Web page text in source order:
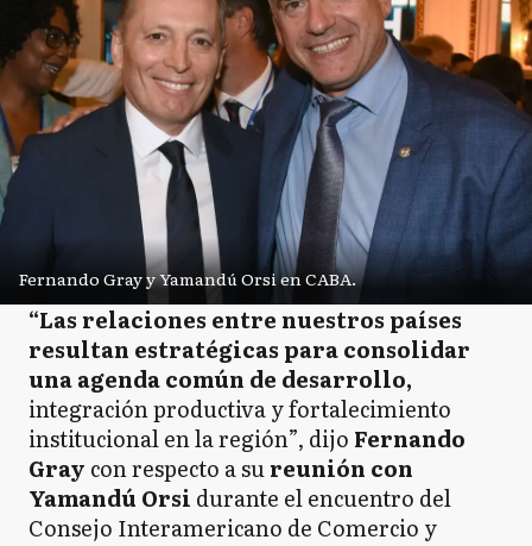
Fernando Gray y Yamandú Orsi en CABA.
“Las relaciones entre nuestros países
resultan estratégicas para consolidar
una agenda común de desarrollo,
integración productiva y fortalecimiento
institucional en la región”, dijo Fernando
Gray con respecto a sureunión con
Yamandú Orsi durante el encuentro del
Consejo Interamericano de Comercio y